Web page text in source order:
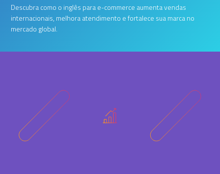
Descubra como o inglês para e-commerce aumenta vendas
internacionais, melhora atendimento e fortalece sua marca no
mercado global.